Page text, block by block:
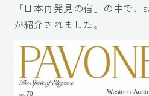
「日本再発見の宿」の中で、
が紹介されました。